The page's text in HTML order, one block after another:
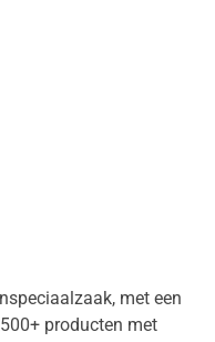
met een
producten met